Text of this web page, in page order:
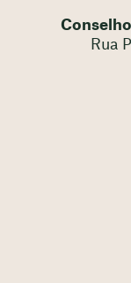
Rua